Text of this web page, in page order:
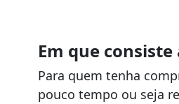
Em que consiste
Para quem tenha
pouco tempo ou seja